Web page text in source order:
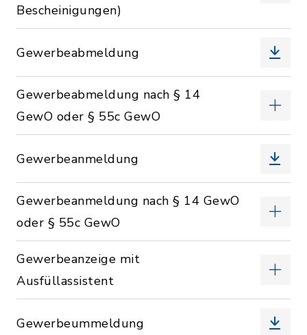
Bescheinigungen)
Gewerbeabmeldung
Gewerbeabmeldung nach § 14
GewO oder § 55c GewO
Gewerbeanmeldung
Gewerbeanmeldung nach § 14 GewO
oder § 55c GewO
Gewerbeanzeige mit
Ausfüllassistent
Gewerbeummeldung